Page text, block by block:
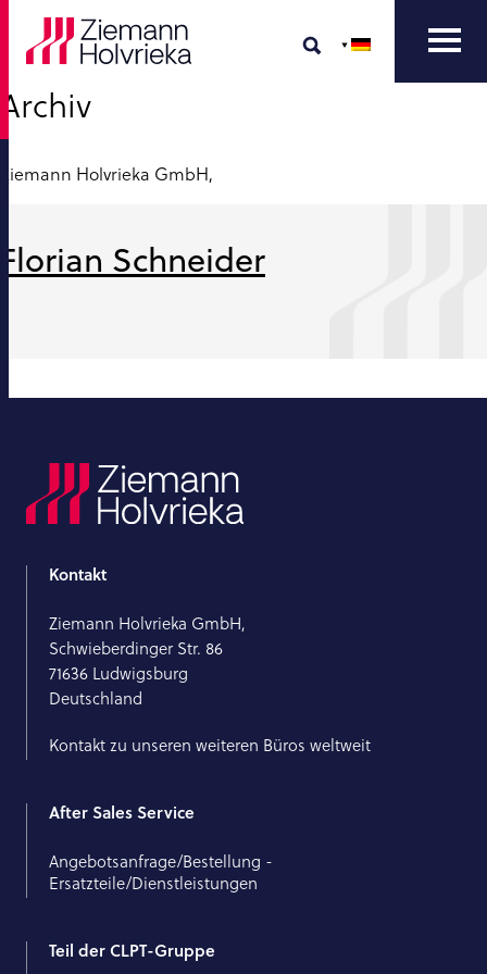
Archiv
Ziemann Holvrieka GmbH,
Florian Schneider
Kontakt
Ziemann Holvrieka GmbH,
Schwieberdinger Str. 86
71636 Ludwigsburg
Deutschland
Kontakt zu unseren weiteren Büros weltweit
After Sales Service
Angebotsanfrage/Bestellung -
Ersatzteile/Dienstleistungen
Teil der CLPT-Gruppe